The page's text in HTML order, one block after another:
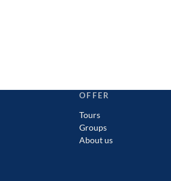
OFFER
Tours
Groups
About us